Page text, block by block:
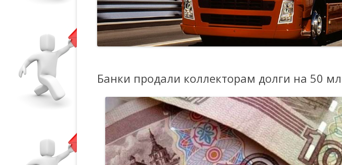
Банки продали коллекторам долги на 50